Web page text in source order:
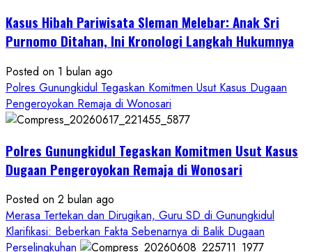
Sampai
Tuntas
Kasus Hibah Pariwisata Sleman Melebar: Anak Sri
Purnomo Ditahan, Ini Kronologi Langkah Hukumnya
Posted on 1 bulan ago
Polres Gunungkidul Tegaskan Komitmen Usut Kasus Dugaan
Pengeroyokan Remaja di Wonosari
Polres Gunungkidul Tegaskan Komitmen Usut Kasus
Dugaan Pengeroyokan Remaja di Wonosari
Posted on 2 bulan ago
Merasa Tertekan dan Dirugikan, Guru SD di Gunungkidul
Klarifikasi: Beberkan Fakta Sebenarnya di Balik Dugaan
Perselingkuhan